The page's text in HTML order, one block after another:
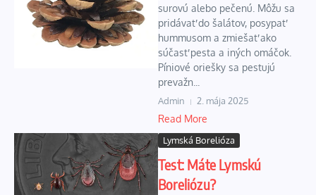
surovú alebo pečenú. Môžu sa
pridávať do šalátov, posypať
hummusom a zmiešať ako
súčasť pesta a iných omáčok.
Píniové oriešky sa pestujú
prevažn...
Admin 2. mája 2025
Read More
Lymská Borelióza
Test: Máte Lymskú
Boreliózu?